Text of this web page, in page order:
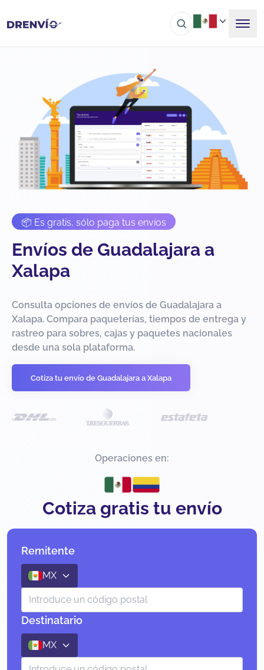
📦 Es gratis, sólo paga tus envíos
Envíos de Guadalajara a
Xalapa
Consulta opciones de envíos de Guadalajara a
Xalapa. Compara paqueterías, tiempos de entrega y
rastreo para sobres, cajas y paquetes nacionales
desde una sola plataforma.
Cotiza tu envío de Guadalajara a Xalapa
Operaciones en:
Cotiza gratis tu envío
Remitente
MX
Destinatario
MX